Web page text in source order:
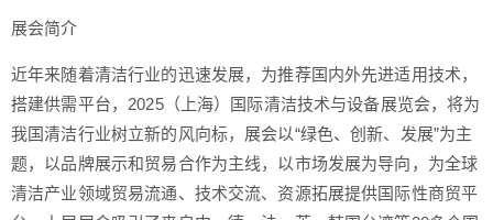
展会简介
近年来随着清洁行业的迅速发展，为推荐国内外先进适用技术，
搭建供需平台，2025（上海）国际清洁技术与设备展览会，将为
我国清洁行业树立新的风向标，展会以“绿色、创新、发展”为主
题，以品牌展示和贸易合作为主线，以市场发展为导向，为全球
清洁产业领域贸易流通、技术交流、资源拓展提供国际性商贸平